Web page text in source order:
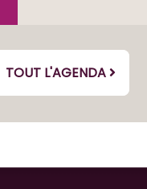
TOUT L'AGENDA